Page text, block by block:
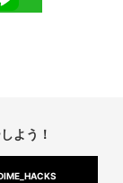
よう！